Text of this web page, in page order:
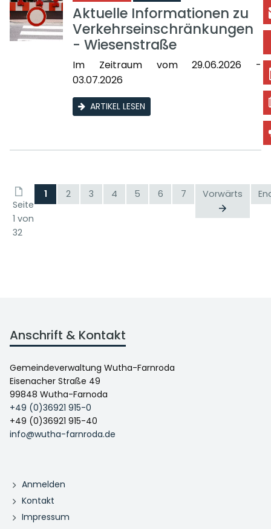
Aktuelle Informationen zu
Verkehrseinschränkungen
- Wiesenstraße
Im Zeitraum vom 29.06.2026 -
03.07.2026
ARTIKEL LESEN
Seite
1 von
32
1 2 3 4 5 6 7 Vorwärts
Anschrift & Kontakt
Gemeindeverwaltung Wutha-Farnroda
Eisenacher Straße 49
99848 Wutha-Farnoda
+49 (0)36921 915-0
+49 (0)36921 915-40
info@wutha-farnroda.de
Anmelden
Kontakt
Impressum